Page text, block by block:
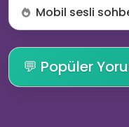
Mobil sesli
💬 Popüler